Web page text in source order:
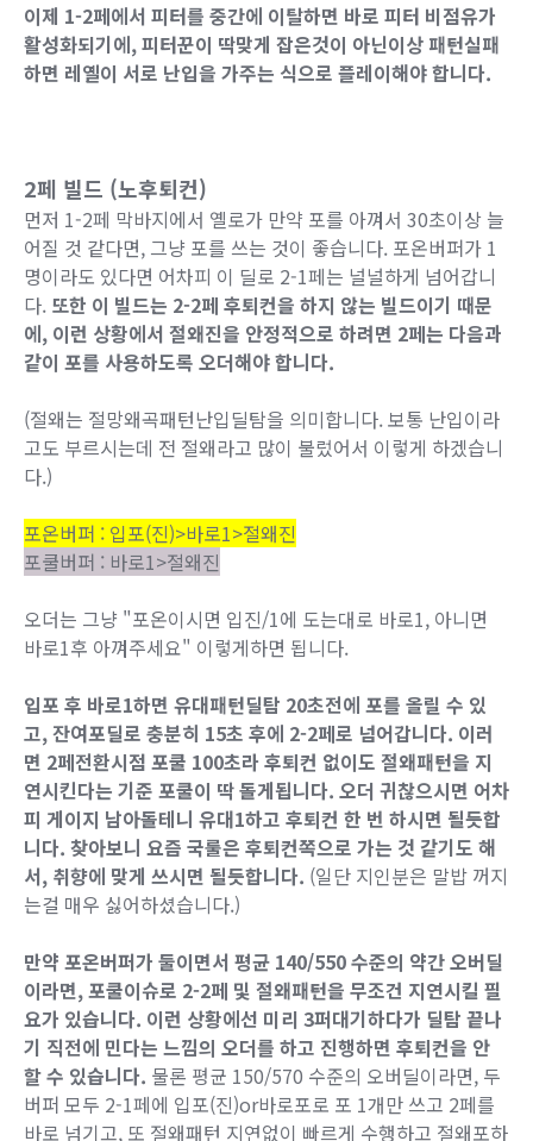
이제 1-2페에서 피터를 중간에 이탈하면 바로 피터 비점유가
활성화되기에, 피터꾼이 딱맞게 잡은것이 아닌이상 패턴실패
하면 레옐이 서로 난입을 가주는 식으로 플레이해야 합니다.
2페 빌드 (노후퇴컨)
먼저 1-2페 막바지에서 옐로가 만약 포를 아껴서 30초이상 늘
어질 것 같다면, 그냥 포를 쓰는 것이 좋습니다. 포온버퍼가 1
명이라도 있다면 어차피 이 딜로 2-1페는 널널하게 넘어갑니
다. 또한 이 빌드는 2-2페 후퇴컨을 하지 않는 빌드이기 때문
에, 이런 상황에서 절왜진을 안정적으로 하려면 2페는 다음과
같이 포를 사용하도록 오더해야 합니다.
(절왜는 절망왜곡패턴난입딜탐을 의미합니다. 보통 난입이라
고도 부르시는데 전 절왜라고 많이 불렀어서 이렇게 하겠습니
다.)
포온버퍼 : 입포(진)>바로1>절왜진
포쿨버퍼 : 바로1>절왜진
오더는 그냥 "포온이시면 입진/1에 도는대로 바로1, 아니면
바로1후 아껴주세요" 이렇게하면 됩니다.
입포 후 바로1하면 유대패턴딜탐 20초전에 포를 올릴 수 있
고, 잔여포딜로 충분히 15초 후에 2-2페로 넘어갑니다. 이러
면 2페전환시점 포쿨 100초라 후퇴컨 없이도 절왜패턴을 지
연시킨다는 기준 포쿨이 딱 돌게됩니다. 오더 귀찮으시면 어차
피 게이지 남아돌테니 유대1하고 후퇴컨 한 번 하시면 될듯합
니다. 찾아보니 요즘 국룰은 후퇴컨쪽으로 가는 것 같기도 해
서, 취향에 맞게 쓰시면 될듯합니다. (일단 지인분은 말밥 꺼지
는걸 매우 싫어하셨습니다.)
만약 포온버퍼가 둘이면서 평균 140/550 수준의 약간 오버딜
이라면, 포쿨이슈로 2-2페 및 절왜패턴을 무조건 지연시킬 필
요가 있습니다. 이런 상황에선 미리 3퍼대기하다가 딜탐 끝나
기 직전에 민다는 느낌의 오더를 하고 진행하면 후퇴컨을 안
할 수 있습니다. 물론 평균 150/570 수준의 오버딜이라면, 두
버퍼 모두 2-1페에 입포(진)or바로포로 포 1개만 쓰고 2페를
바로 넘기고, 또 절왜패턴 지연없이 빠르게 수행하고 절왜포하